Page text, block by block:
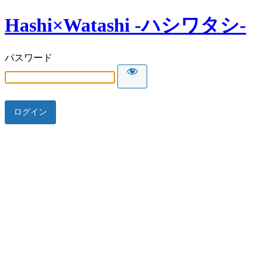
Hashi×Watashi -ハシワタシ-
パスワード